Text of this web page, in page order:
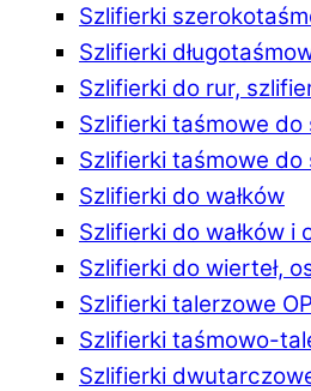
Szlifierki
Szlifierki
Szlifierki do rur,
Szlifierki taśmowe do
Szlifierki taśmowe do
Szlifierki do wałków
Szlifierki do wałków i
Szlifierki do wierteł,
Szlifierki talerzowe
Szlifierki taśmowo-
Szlifierki